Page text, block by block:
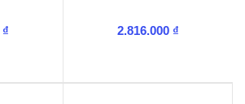
₫ 2.816.000 ₫